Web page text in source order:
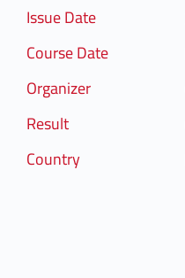
Issue Date
Course Date
Organizer
Result
Country